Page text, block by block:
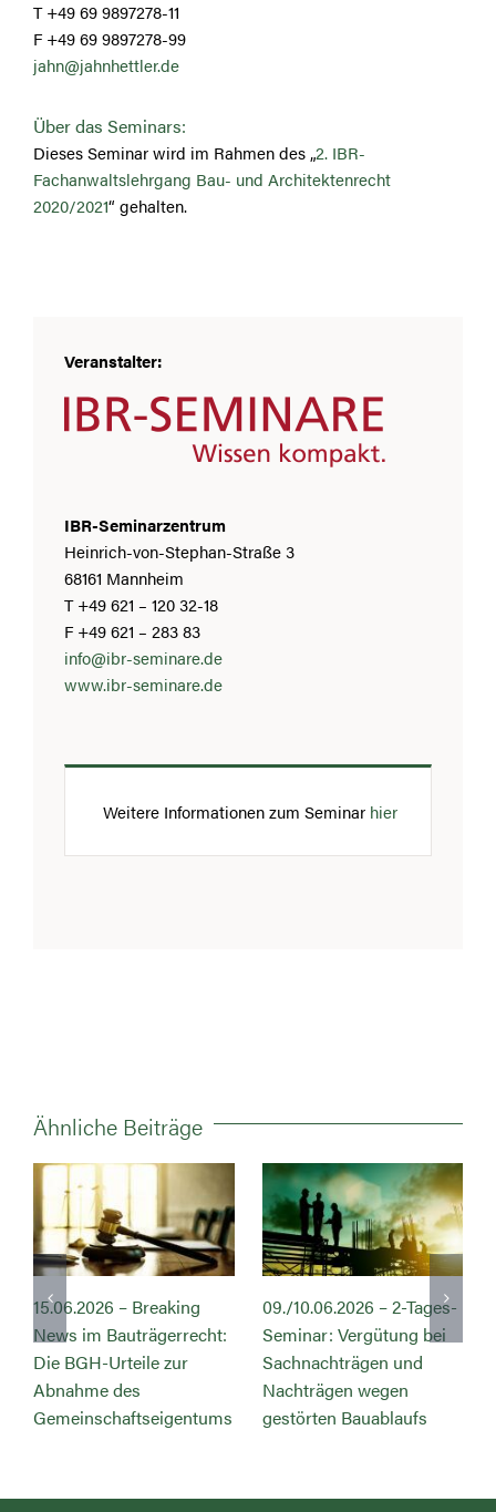
T +49 69 9897278-11
F +49 69 9897278-99
jahn@jahnhettler.de
Über das Seminars:
Dieses Seminar wird im Rahmen des „2. IBR-
Fachanwaltslehrgang Bau- und Architektenrecht
2020/2021“ gehalten.
Veranstalter:
IBR-Seminarzentrum
Heinrich-von-Stephan-Straße 3
68161 Mannheim
T +49 621 – 120 32-18
F +49 621 – 283 83
info@ibr-seminare.de
www.ibr-seminare.de
Weitere Informationen zum Seminar hier
Ähnliche Beiträge
10.06.2026 – 2-Tages-
Vergütung bei
und
wegen
Bauablaufs
09.06.2026 – Abnahme
Gemeinschaftseigentums